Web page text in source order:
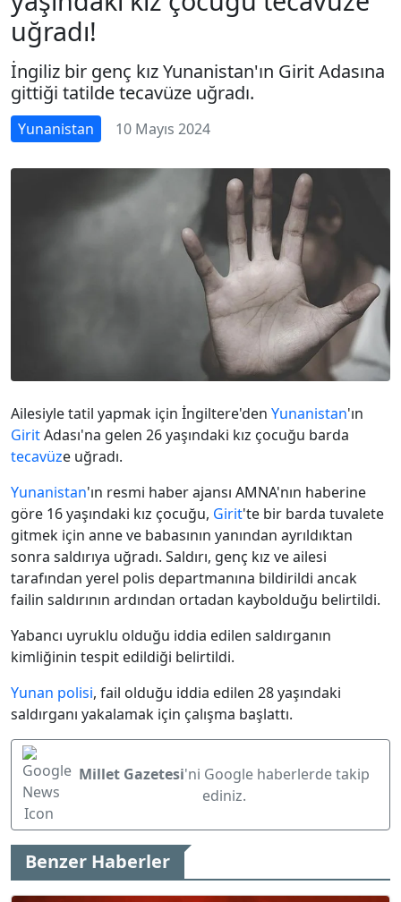
uğradı!
İngiliz bir genç kız Yunanistan'ın Girit Adasına
gittiği tatilde tecavüze uğradı.
Yunanistan 10 Mayıs 2024
Ailesiyle tatil yapmak için İngiltere'den Yunanistan'ın
GiritAdası'na gelen 26 yaşındaki kız çocuğu barda
tecavüze uğradı.
Yunanistan'ın resmi haber ajansı AMNA'nın haberine
göre 16 yaşındaki kız çocuğu, Girit'te bir barda tuvalete
gitmek için anne ve babasının yanından ayrıldıktan
sonra saldırıya uğradı. Saldırı, genç kız ve ailesi
tarafından yerel polis departmanına bildirildi ancak
failin saldırının ardından ortadan kaybolduğu belirtildi.
Yabancı uyruklu olduğu iddia edilen saldırganın
kimliğinin tespit edildiği belirtildi.
Yunan polisi, fail olduğu iddia edilen 28 yaşındaki
saldırganı yakalamak için çalışma başlattı.
Millet Gazetesi'ni Google haberlerde takip
ediniz.
Benzer Haberler